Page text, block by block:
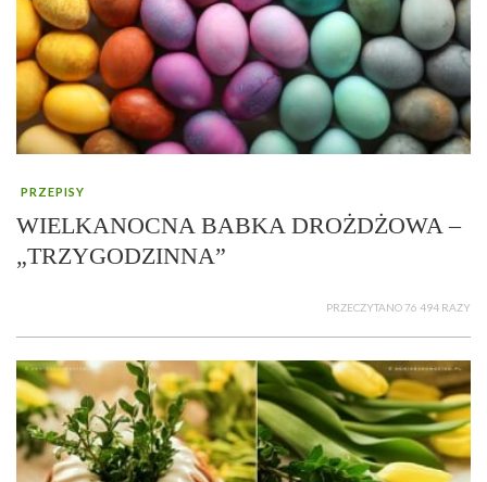
PRZEPISY
WIELKANOCNA BABKA DROŻDŻOWA –
„TRZYGODZINNA”
PRZECZYTANO 76 494 RAZY